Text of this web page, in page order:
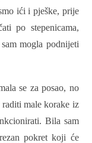
ići i pješke, prije
po stepenicama,
mogla podnijeti
se za posao, no
raditi male korake iz
Bila sam
pokret koji će